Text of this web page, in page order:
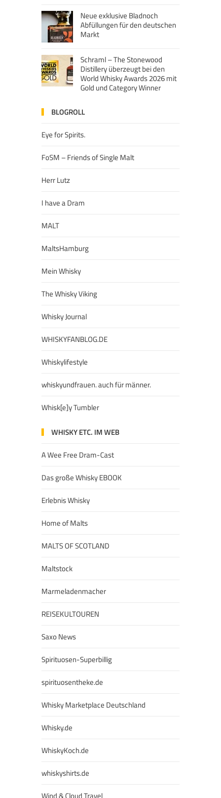
Neue exklusive Bladnoch
Abfüllungen für den deutschen
Markt
Schraml – The Stonewood
Distillery überzeugt bei den
World Whisky Awards 2026 mit
Gold und Category Winner
BLOGROLL
Eye for Spirits.
FoSM – Friends of Single Malt
Herr Lutz
I have a Dram
MALT
MaltsHamburg
Mein Whisky
The Whisky Viking
Whisky Journal
WHISKYFANBLOG.DE
Whiskylifestyle
whiskyundfrauen. auch für männer.
Whisk[e]y Tumbler
WHISKY ETC. IM WEB
A Wee Free Dram-Cast
Das große Whisky EBOOK
Erlebnis Whisky
Home of Malts
MALTS OF SCOTLAND
Maltstock
Marmeladenmacher
REISEKULTOUREN
Saxo News
Spirituosen-Superbillig
spirituosentheke.de
Whisky Marketplace Deutschland
Whisky.de
WhiskyKoch.de
whiskyshirts.de
Wind & Cloud Travel